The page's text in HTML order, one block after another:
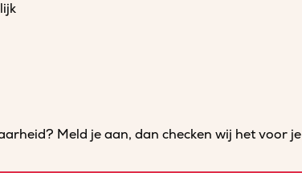
Meld je aan, dan checken wij het voor je